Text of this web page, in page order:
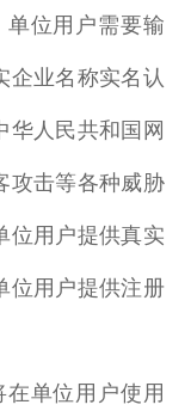
位用户需要输
企业名称实名认
华人民共和国网
攻击等各种威胁
位用户提供真实
位用户提供注册
单位用户使用